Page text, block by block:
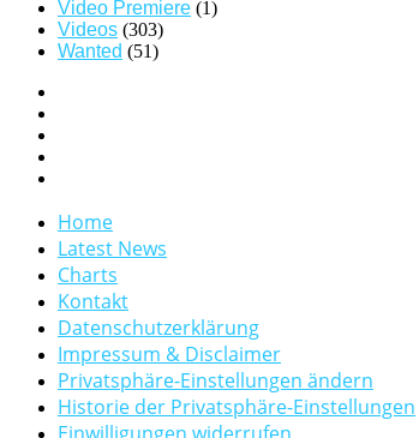
Video Premiere (1)
Videos (303)
Wanted (51)
Home
Latest News
Charts
Kontakt
Datenschutzerklärung
Impressum & Disclaimer
Privatsphäre-Einstellungen ändern
Historie der Privatsphäre-Einstellungen